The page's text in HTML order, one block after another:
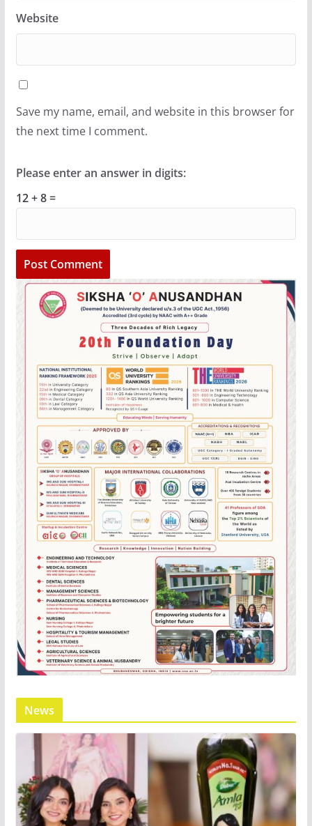
Website
Save my name, email, and website in this browser for
the next time I comment.
Please enter an answer in digits:
12 + 8 =
News